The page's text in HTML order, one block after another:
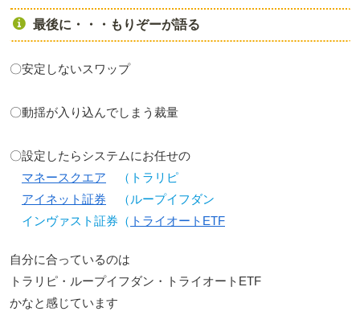
最後に・・・もりぞーが語る
〇安定しないスワップ
〇動揺が入り込んでしまう裁量
〇設定したらシステムにお任せの
マネースクエア
（トラリピ
アイネット証券
（ループイフダン
インヴァスト証券（ トライオートETF
自分に合っているのは
トラリピ・ループイフダン・トライオートETF
かなと感じています